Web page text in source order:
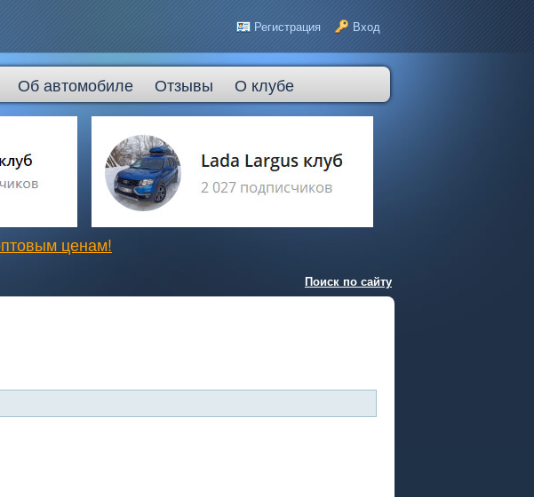
Регистрация Вход
Об автомобиле Отзывы О клубе
ценам!
Поиск по сайту